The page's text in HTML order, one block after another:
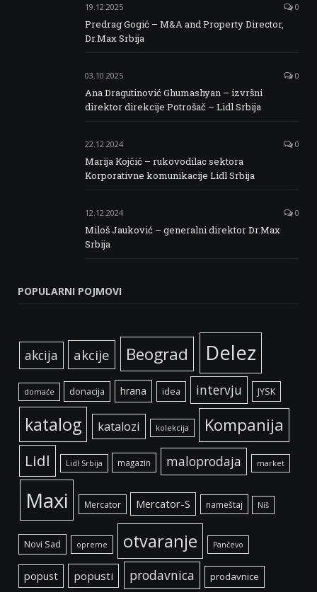
19.12.2025 0
Predrag Gogić – M&A and Property Director,
Dr.Max Srbija
03.10.2025 0
Ana Dragutinović Ghumashyan – izvršni
direktor direkcije Potrošač – Lidl Srbija
22.12.2024 0
Marija Kojčić – rukovodilac sektora
Korporativne komunikacije Lidl Srbija
12.12.2024 0
Miloš Jauković – generalni direktor Dr.Max
Srbija
POPULARNI POJMOVI
akcija akcije Beograd Delez
domaće donacija hrana idea intervju JYSK
katalog katalozi kolekcija Kompanija
Lidl Lidl Srbija magazin maloprodaja market
Maxi Mercator Mercator-S nameštaj Niš
Novi Sad opreme otvaranje Pančevo
popust popusti prodavnica prodavnice